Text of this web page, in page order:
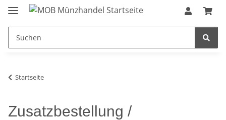
Startseite
Zusatzbestellung /